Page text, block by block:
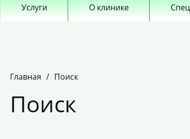
Услуги
О клинике
Главная / Поиск
Поиск